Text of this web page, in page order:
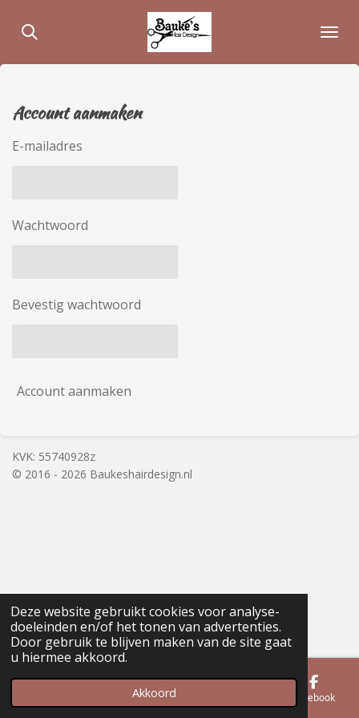
Deze website gebruikt cookies voor analyse-
doeleinden en/of het tonen van advertenties.
Door gebruik te blijven maken van de site gaat
u hiermee akkoord.
Akkoord
direct
Account aanmaken
E-mailadres
Wachtwoord
Bevestig wachtwoord
Account aanmaken
KVK: 55740928z
© 2016 - 2026 Baukeshairdesign.nl
Telefoonnummer Facebook